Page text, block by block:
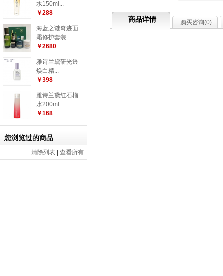
商品详情 购买咨询(0)
水150ml...
￥288
海蓝之谜奇迹面
霜修护套装
￥2680
雅诗兰黛研光透
焕白精...
￥398
雅诗兰黛红石榴
水200ml
￥168
您浏览过的商品
清除列表 查看所有